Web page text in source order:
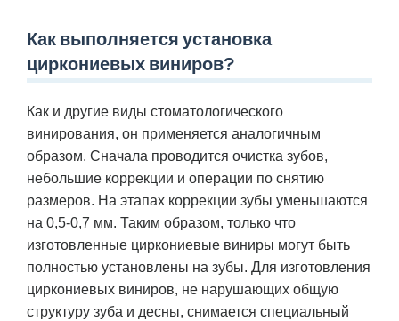
Как выполняется установка
циркониевых виниров?
Как и другие виды стоматологического
винирования, он применяется аналогичным
образом. Сначала проводится очистка зубов,
небольшие коррекции и операции по снятию
размеров. На этапах коррекции зубы уменьшаются
на 0,5-0,7 мм. Таким образом, только что
изготовленные циркониевые виниры могут быть
полностью установлены на зубы. Для изготовления
циркониевых виниров, не нарушающих общую
структуру зуба и десны, снимается специальный